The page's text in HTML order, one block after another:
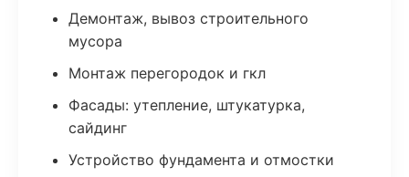
Демонтаж, вывоз строительного
мусора
Монтаж перегородок и гкл
Фасады: утепление, штукатурка,
сайдинг
Устройство фундамента и отмостки